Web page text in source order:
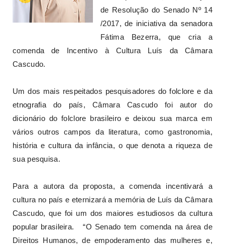
de Resolução do Senado Nº 14
/2017, de iniciativa da senadora
Fátima Bezerra, que cria a
comenda de Incentivo à Cultura Luís da Câmara
Cascudo.
Um dos mais respeitados pesquisadores do folclore e da
etnografia do país, Câmara Cascudo foi autor do
dicionário do folclore brasileiro e deixou sua marca em
vários outros campos da literatura, como gastronomia,
história e cultura da infância, o que denota a riqueza de
sua pesquisa.
Para a autora da proposta, a comenda incentivará a
cultura no país e eternizará a memória de Luís da Câmara
Cascudo, que foi um dos maiores estudiosos da cultura
popular brasileira. “O Senado tem comenda na área de
Direitos Humanos, de empoderamento das mulheres e,